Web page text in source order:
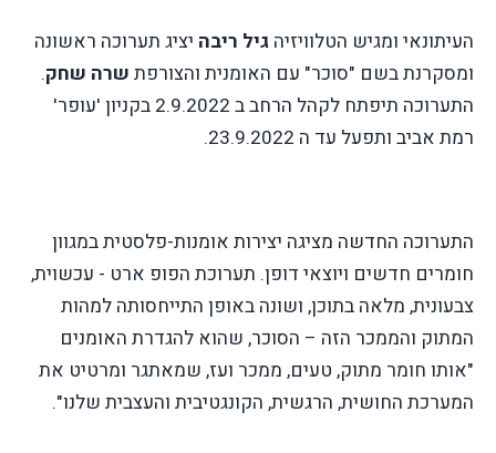
העיתונאי ומגיש הטלוויזיה גיל ריבה יציג תערוכה ראשונה
ומסקרנת בשם "סוכר" עם האומנית והצורפת שרה שחק.
התערוכה תיפתח לקהל הרחב ב 2.9.2022 בקניון 'עופר'
רמת אביב ותפעל עד ה 23.9.2022.
התערוכה החדשה מציגה יצירות אומנות-פלסטית במגוון
חומרים חדשים ויוצאי דופן. תערוכת הפופ ארט - עכשוית,
צבעונית, מלאה בתוכן, ושונה באופן התייחסותה למהות
המתוק והממכר הזה – הסוכר, שהוא להגדרת האומנים
"אותו חומר מתוק, טעים, ממכר ועז, שמאתגר ומרטיט את
המערכת החושית, הרגשית, הקונגטיבית והעצבית שלנו".